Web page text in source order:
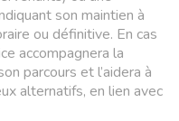
son maintien à
ou définitive. En cas
accompagnera la
parcours et l’aidera à
alternatifs, en lien avec